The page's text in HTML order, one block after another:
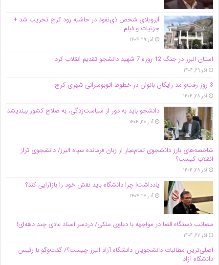
اَبَر‌ویلای شخص ذی‌نفوذ در حاشیه‌ رود کرج تخریب شد +
جزئیات و فیلم
آذر ۲۹, ۱۴۰۴
استان البرز در جنگ 12 روزه 7 شهید دانشجو تقدیم انقلاب کرد
آذر ۲۹, ۱۴۰۴
3 روز رفت‌وآمد رایگان بانوان در خطوط اتوبوسرانی شهری کرج
آذر ۲۸, ۱۴۰۴
دانشجو باید به دور از سیاست‌زدگی، به صلاح کشور بیندیشد
آذر ۲۸, ۱۴۰۴
شاخصه‌های بارز دانشجوی تمام‌عیار از زبان فرمانده سپاه البرز/ دانشجوی تراز
انقلاب کیست؟
آذر ۲۸, ۱۴۰۴
یادداشت| چرا دانشگاه باید نقش خود را بازآرایی کند؟
آذر ۲۷, ۱۴۰۴
مصائب دستگاه قضا در مواجهه با دعاوی ملکی/ دردسر اسناد عادی چند‌ دهه‌ای!
آذر ۲۷, ۱۴۰۴
اصلی‌ترین مطالبات دانشجویان دانشگاه آزاد البرز چیست؟/ گفت‌وگو با رئیس
دانشگاه آز‌اد